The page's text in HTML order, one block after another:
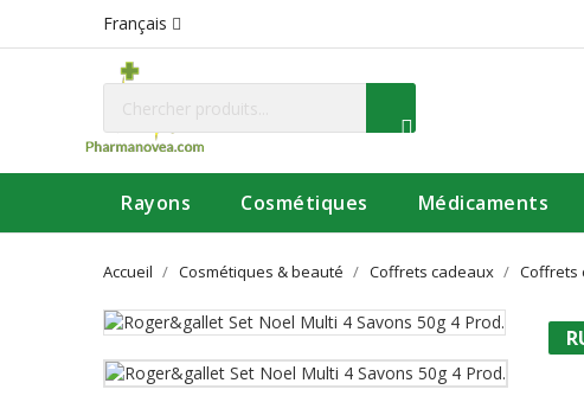
Français
Rayons Cosmétiques Médicaments
Accueil Cosmétiques & beauté Coffrets cadeaux Coffrets